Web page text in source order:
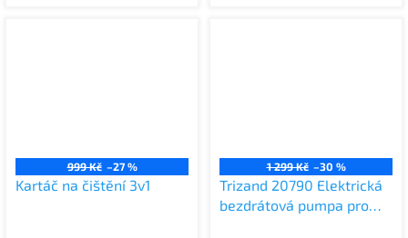
999 Kč –27 %
Kartáč na čištění 3v1
1 299 Kč –30 %
Trizand 20790 Elektrická
bezdrátová pumpa pro